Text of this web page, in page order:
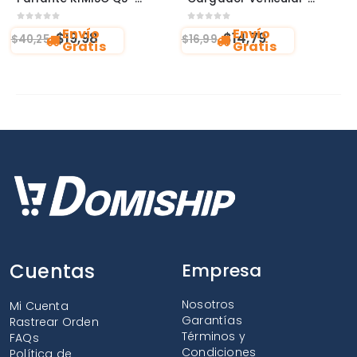
0out of 5
$40,25 $19,98
Envío
Gratis
0out of 5
$16,99 $14,79
Envío
Gratis
Cuentas
Mi Cuenta
Rastrear Orden
FAQs
Política de
Empresa
Nosotros
Garantías
Términos y
Condiciones